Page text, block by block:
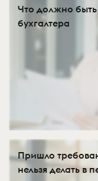
Что должно
бухгалтера
Пришло
нельзя делать в